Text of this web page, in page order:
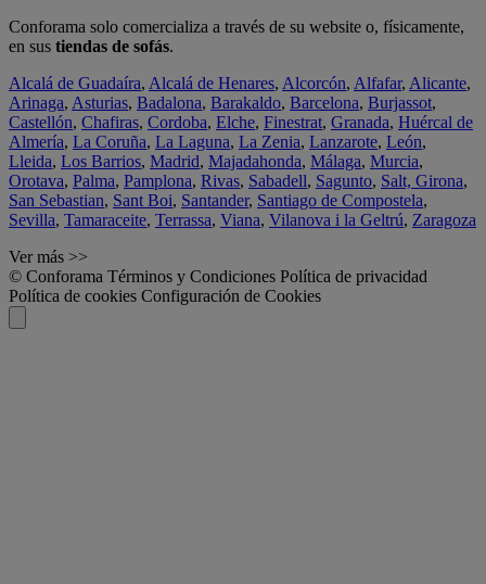
Conforama solo comercializa a través de su website o, físicamente,
en sus tiendas de sofás.
Alcalá de Guadaíra, Alcalá de Henares, Alcorcón, Alfafar, Alicante,
Arinaga, Asturias, Badalona, Barakaldo, Barcelona, Burjassot,
Castellón, Chafiras, Cordoba, Elche, Finestrat, Granada, Huércal de
Almería, La Coruña, La Laguna, La Zenia, Lanzarote, León,
Lleida, Los Barrios, Madrid, Majadahonda, Málaga, Murcia,
Orotava, Palma, Pamplona, Rivas, Sabadell, Sagunto, Salt, Girona,
San Sebastian, Sant Boi, Santander, Santiago de Compostela,
Sevilla, Tamaraceite, Terrassa, Viana, Vilanova i la Geltrú, Zaragoza
Ver más >>
© Conforama Términos y Condiciones Política de privacidad
Política de cookies Configuración de Cookies